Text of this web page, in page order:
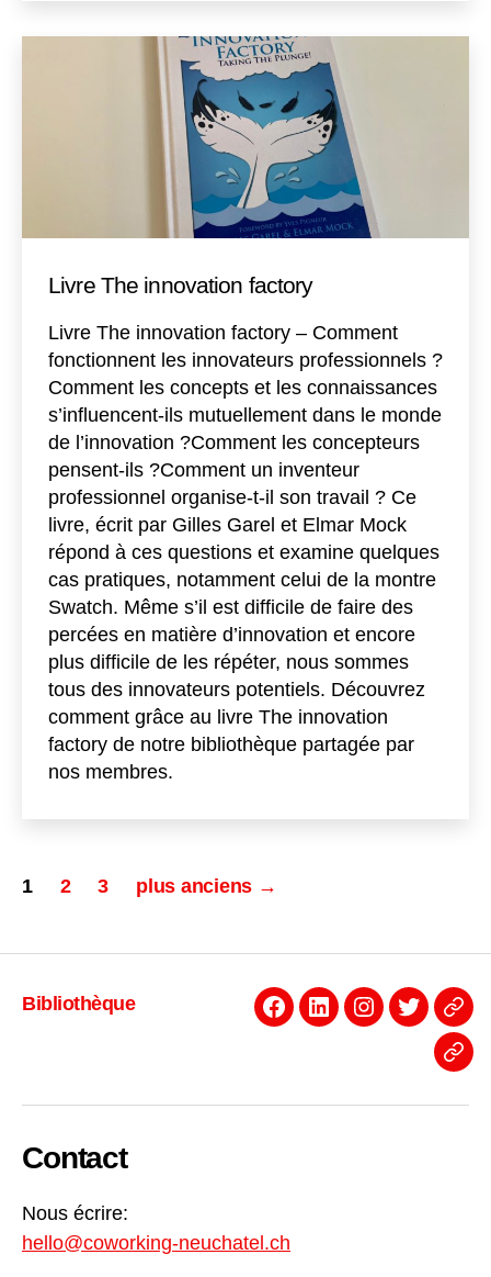
Livre The innovation factory
Livre The innovation factory – Comment
fonctionnent les innovateurs professionnels ?
Comment les concepts et les connaissances
s’influencent-ils mutuellement dans le monde
de l’innovation ?Comment les concepteurs
pensent-ils ?Comment un inventeur
professionnel organise-t-il son travail ? Ce
livre, écrit par Gilles Garel et Elmar Mock
répond à ces questions et examine quelques
cas pratiques, notamment celui de la montre
Swatch. Même s’il est difficile de faire des
percées en matière d’innovation et encore
plus difficile de les répéter, nous sommes
tous des innovateurs potentiels. Découvrez
comment grâce au livre The innovation
factory de notre bibliothèque partagée par
nos membres.
Pagination
publications
1 2 3 plus anciens →
Bibliothèque
Facebook
LinkedinInstagram
Twitter
Contact
Nous écrire:
hello@coworking-neuchatel.ch